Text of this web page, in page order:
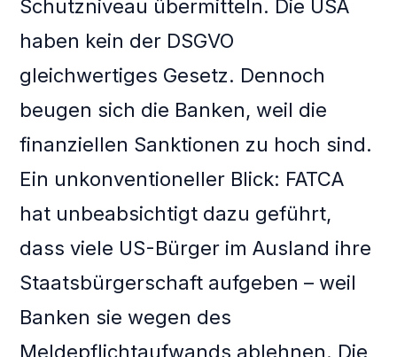
Schutzniveau übermitteln. Die USA
haben kein der DSGVO
gleichwertiges Gesetz. Dennoch
beugen sich die Banken, weil die
finanziellen Sanktionen zu hoch sind.
Ein unkonventioneller Blick: FATCA
hat unbeabsichtigt dazu geführt,
dass viele US-Bürger im Ausland ihre
Staatsbürgerschaft aufgeben – weil
Banken sie wegen des
Meldepflichtaufwands ablehnen. Die